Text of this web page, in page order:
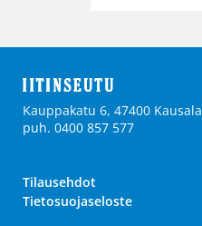
Kauppakatu 6, 47400 Kausala
puh. 0400 857 577
Tilausehdot
Tietosuojaseloste